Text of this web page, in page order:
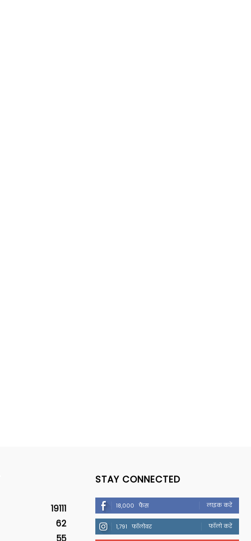
19111
62
55
STAY CONNECTED
18,000 फैंस लाइक करें
1,791 फॉलोवर फॉलो करें